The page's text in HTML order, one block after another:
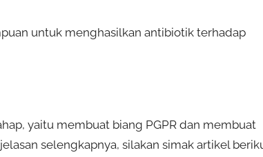
untuk menghasilkan antibiotik terhadap
yaitu membuat biang PGPR dan membuat
selengkapnya, silakan simak artikel